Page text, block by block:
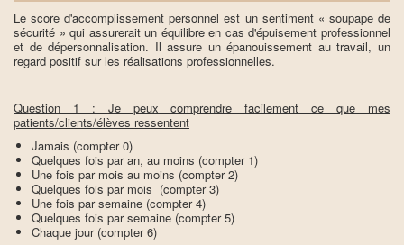
Le score d'accomplissement personnel est un sentiment « soupape de
sécurité » qui assurerait un équilibre en cas d'épuisement professionnel
et de dépersonnalisation. Il assure un épanouissement au travail, un
regard positif sur les réalisations professionnelles.
Question 1 : Je peux comprendre facilement ce que mes
patients/clients/élèves ressentent
Jamais (compter 0)
Quelques fois par an, au moins (compter 1)
Une fois par mois au moins (compter 2)
Quelques fois par mois (compter 3)
Une fois par semaine (compter 4)
Quelques fois par semaine (compter 5)
Chaque jour (compter 6)